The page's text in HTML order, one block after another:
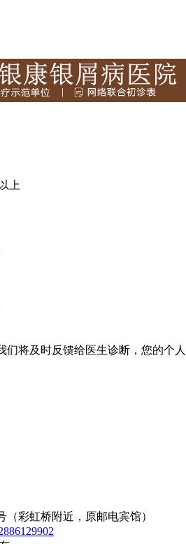
上
们将及时反馈给医生诊断，您的个人
（彩虹桥附近，原邮电宾馆）